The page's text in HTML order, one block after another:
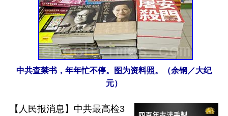
中共查禁书，年年忙不停。图为资料照。（余钢／大纪
元）
【人民报消息】中共最高检3